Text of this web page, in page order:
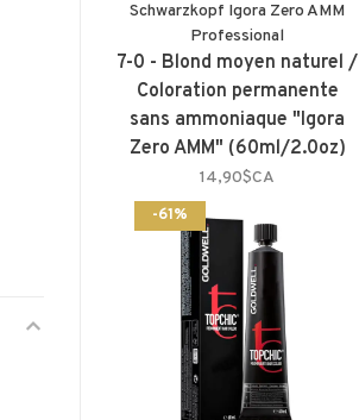
Schwarzkopf Igora Zero AMM
Professional
7-0 - Blond moyen naturel /
Coloration permanente
sans ammoniaque "Igora
Zero AMM" (60ml/2.0oz)
14,90$CA
-61%